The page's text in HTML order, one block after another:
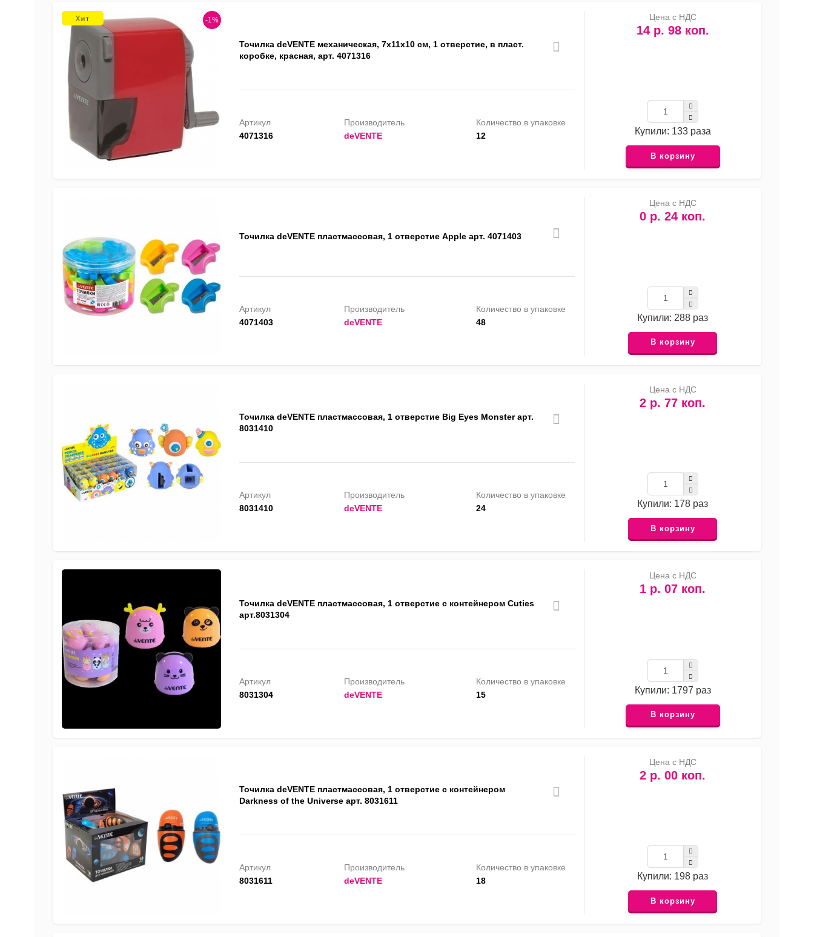
-1%
Точилка deVENTE механическая, 7х11х10 см, 1 отверстие, в пласт.
коробке, красная, арт. 4071316
Артикул
4071316
Производитель
deVENTE
Количество в упаковке
12
Цена с НДС
14 р. 98 коп.
Купили: 133 раза
В корзину
Точилка deVENTE пластмассовая, 1 отверстие Apple арт. 4071403
Артикул
4071403
Производитель
deVENTE
Количество в упаковке
48
Цена с НДС
0 р. 24 коп.
Купили: 288 раз
В корзину
Точилка deVENTE пластмассовая, 1 отверстие Big Eyes Monster арт.
8031410
Артикул
8031410
Производитель
deVENTE
Количество в упаковке
24
Цена с НДС
2 р. 77 коп.
Купили: 178 раз
В корзину
Точилка deVENTE пластмассовая, 1 отверстие с контейнером Cuties
арт.8031304
Артикул
8031304
Производитель
deVENTE
Количество в упаковке
15
Цена с НДС
1 р. 07 коп.
Купили: 1797 раз
В корзину
Точилка deVENTE пластмассовая, 1 отверстие с контейнером
Darkness of the Universe арт. 8031611
Артикул
8031611
Производитель
deVENTE
Количество в упаковке
18
Цена с НДС
2 р. 00 коп.
Купили: 198 раз
В корзину